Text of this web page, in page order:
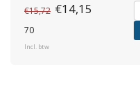
€15,72 €14,15
70
Incl. btw